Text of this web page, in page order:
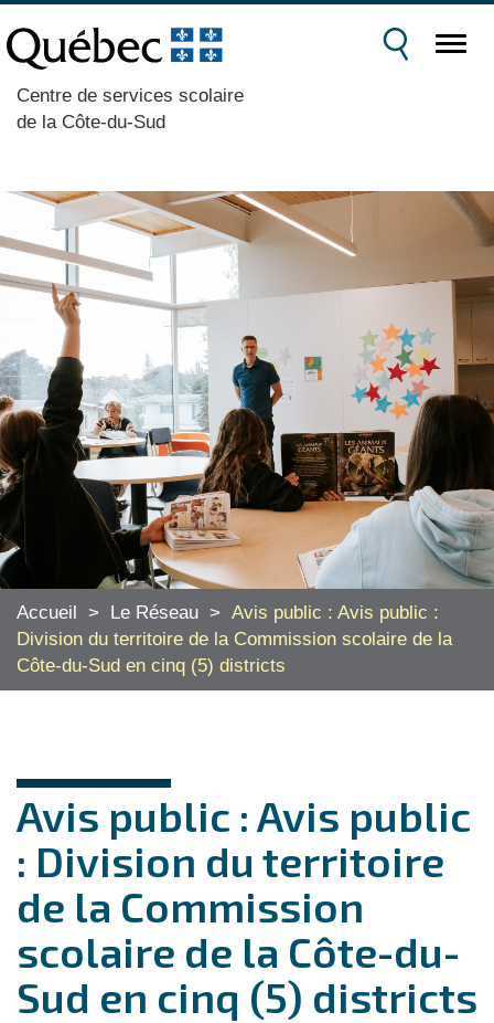
Centre de services scolaire
de la Côte-du-Sud
Accueil > Le Réseau > Avis public : Avis public :
Division du territoire de la Commission scolaire de la
Côte-du-Sud en cinq (5) districts
Avis public : Avis public
: Division du territoire
de la Commission
scolaire de la Côte-du-
Sud en cinq (5) districts